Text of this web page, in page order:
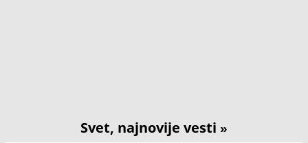
Svet, najnovije vesti »